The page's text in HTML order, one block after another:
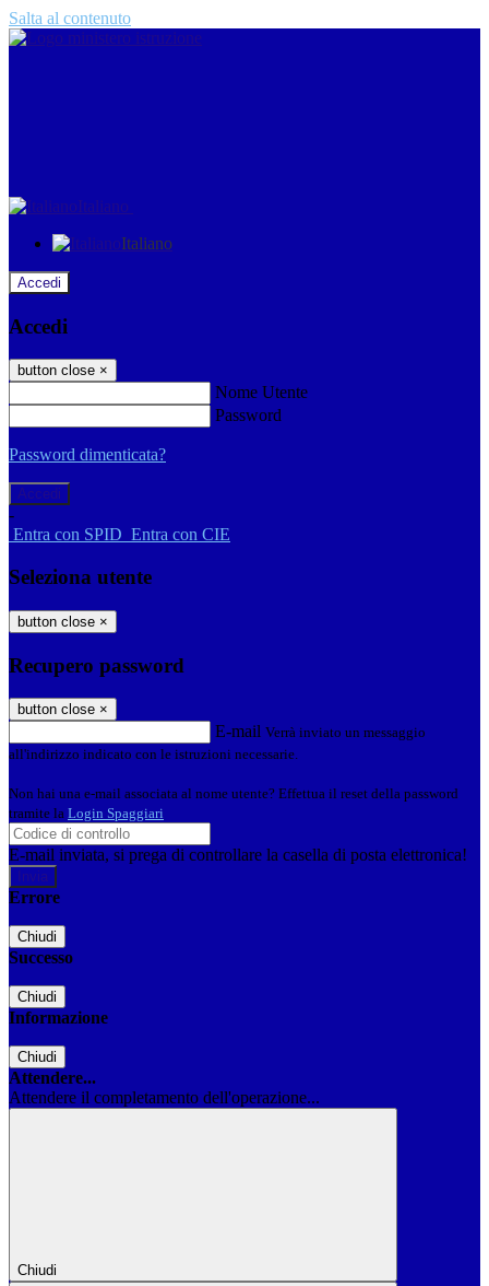
Salta al contenuto
Italiano
Italiano
Accedi
Accedi
button close ×
Nome Utente
Password
Password dimenticata?
-
Entra con SPID Entra con CIE
Seleziona utente
button close ×
Recupero password
button close ×
E-mail Verrà inviato un messaggio
all'indirizzo indicato con le istruzioni necessarie.
Non hai una e-mail associata al nome utente? Effettua il reset della password
tramite la Login Spaggiari
E-mail inviata, si prega di controllare la casella di posta elettronica!
Errore
Chiudi
Successo
Chiudi
Informazione
Chiudi
Attendere...
Attendere il completamento dell'operazione...
Chiudi